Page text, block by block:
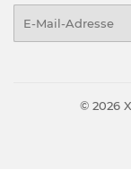
© 2026